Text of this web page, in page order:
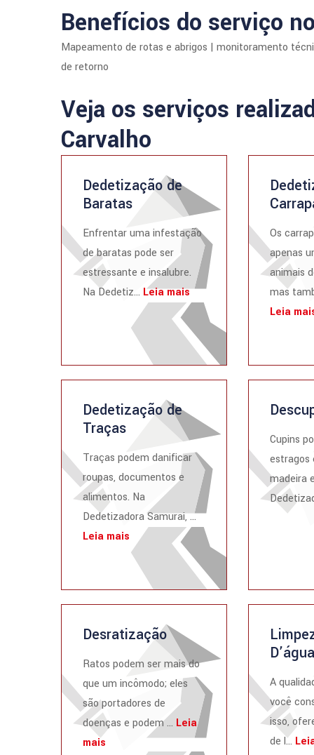
Benefícios do serviço
Mapeamento de rotas e abrigos | monitoramento
de retorno
Veja os serviços
Carvalho
Dedetização de
Baratas
Enfrentar uma infestação
de baratas pode ser
estressante e insalubre.
Na Dedetiz... Leia mais
Os
apenas
animais
mas
Leia
Dedetização de
Traças
Traças podem danificar
roupas, documentos e
alimentos. Na
Dedetizadora Samurai, ...
Leia mais
Cupins
estragos
madeira
Desratização
Ratos podem ser mais do
que um incômodo; eles
são portadores de
doenças e podem ... Leia
mais
D’água
A
você
isso,
de l...